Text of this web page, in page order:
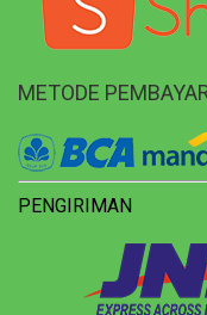
METODE
PENGIRIMAN